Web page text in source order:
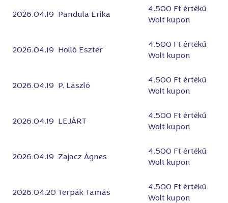
2026.04.19 Pandula Erika
4.500 Ft értékű
Wolt kupon
2026.04.19 Holló Eszter
4.500 Ft értékű
Wolt kupon
2026.04.19 P. László
4.500 Ft értékű
Wolt kupon
2026.04.19 LEJÁRT
4.500 Ft értékű
Wolt kupon
2026.04.19 Zajacz Ágnes
4.500 Ft értékű
Wolt kupon
2026.04.20 Terpák Tamás
4.500 Ft értékű
Wolt kupon